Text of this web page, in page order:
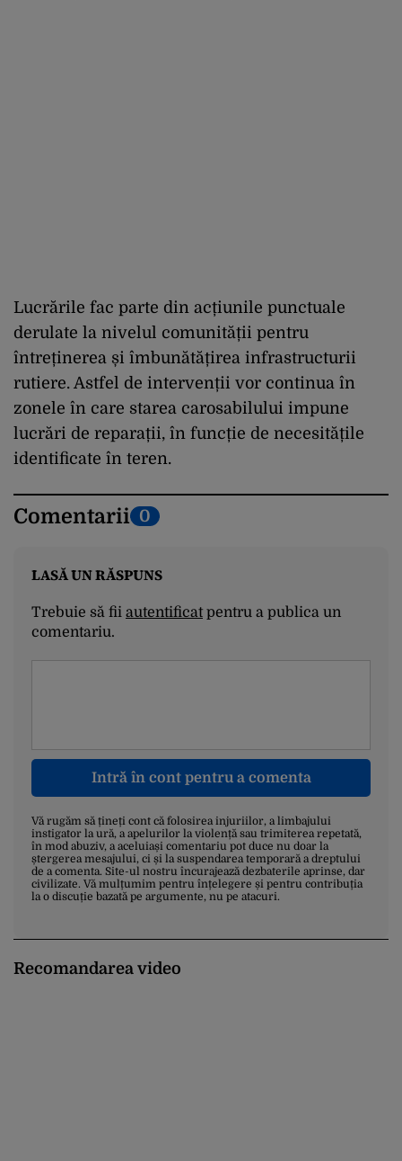
Lucrările fac parte din acțiunile punctuale
derulate la nivelul comunității pentru
întreținerea și îmbunătățirea infrastructurii
rutiere. Astfel de intervenții vor continua în
zonele în care starea carosabilului impune
lucrări de reparații, în funcție de necesitățile
identificate în teren.
Comentarii 0
LASĂ UN RĂSPUNS
Trebuie să fii autentificatpentru a publica un
comentariu.
Intră în cont pentru a comenta
Vă rugăm să țineți cont că folosirea injuriilor, a limbajului
instigator la ură, a apelurilor la violență sau trimiterea repetată,
în mod abuziv, a aceluiași comentariu pot duce nu doar la
ștergerea mesajului, ci și la suspendarea temporară a dreptului
de a comenta. Site-ul nostru încurajează dezbaterile aprinse, dar
civilizate. Vă mulțumim pentru înțelegere și pentru contribuția
la o discuție bazată pe argumente, nu pe atacuri.
Recomandarea video